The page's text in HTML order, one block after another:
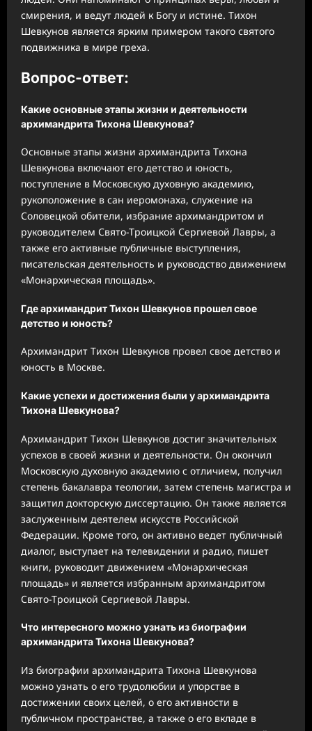
смирения, и ведут людей к Богу и истине. Тихон
Шевкунов является ярким примером такого святого
подвижника в мире греха.
Вопрос-ответ:
Какие основные этапы жизни и деятельности
архимандрита Тихона Шевкунова?
Основные этапы жизни архимандрита Тихона
Шевкунова включают его детство и юность,
поступление в Московскую духовную академию,
рукоположение в сан иеромонаха, служение на
Соловецкой обители, избрание архимандритом и
руководителем Свято-Троицкой Сергиевой Лавры, а
также его активные публичные выступления,
писательская деятельность и руководство движением
«Монархическая площадь».
Где архимандрит Тихон Шевкунов прошел свое
детство и юность?
Архимандрит Тихон Шевкунов провел свое детство и
юность в Москве.
Какие успехи и достижения были у архимандрита
Тихона Шевкунова?
Архимандрит Тихон Шевкунов достиг значительных
успехов в своей жизни и деятельности. Он окончил
Московскую духовную академию с отличием, получил
степень бакалавра теологии, затем степень магистра и
защитил докторскую диссертацию. Он также является
заслуженным деятелем искусств Российской
Федерации. Кроме того, он активно ведет публичный
диалог, выступает на телевидении и радио, пишет
книги, руководит движением «Монархическая
площадь» и является избранным архимандритом
Свято-Троицкой Сергиевой Лавры.
Что интересного можно узнать из биографии
архимандрита Тихона Шевкунова?
Из биографии архимандрита Тихона Шевкунова
можно узнать о его трудолюбии и упорстве в
достижении своих целей, о его активности в
публичном пространстве, а также о его вкладе в